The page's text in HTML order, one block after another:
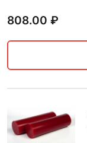
808.00 ₽